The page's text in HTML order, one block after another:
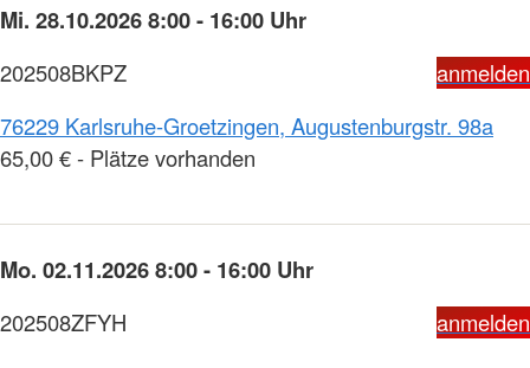
Mi. 28.10.2026 8:00 - 16:00 Uhr
202508BKPZ
anmelden
76229 Karlsruhe-Groetzingen, Augustenburgstr. 98a
65,00 € - Plätze vorhanden
Mo. 02.11.2026 8:00 - 16:00 Uhr
202508ZFYH
anmelden